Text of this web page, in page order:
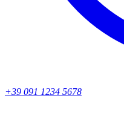
+39 091 1234 5678